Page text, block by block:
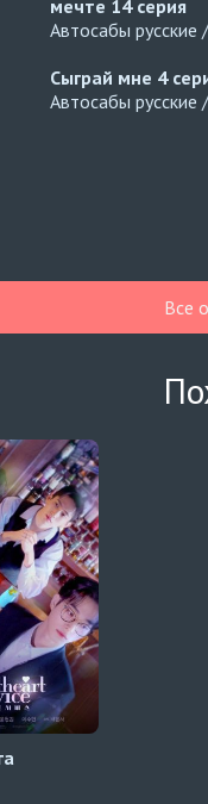
мечте 14 серия
Автосабы русские
Сыграй мне 4
Автосабы русские
Все